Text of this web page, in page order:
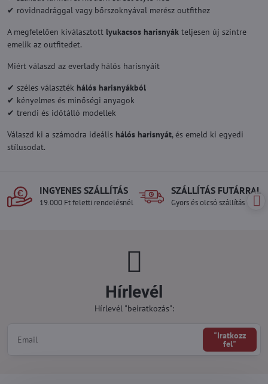
✔ rövidnadrággal vagy bőrszoknyával merész outfithez
A megfelelően kiválasztott lyukacsos harisnyák teljesen új szintre
emelik az outfitedet.
Miért válaszd az everlady hálós harisnyáit
✔ széles választék hálós harisnyákból
✔ kényelmes és minőségi anyagok
✔ trendi és időtálló modellek
Válaszd ki a számodra ideális hálós harisnyát, és emeld ki egyedi
stílusodat.
INGYENES SZÁLLÍTÁS
19.000 Ft feletti rendelésnél
SZÁLLÍTÁS FUTÁRRAL
Gyors és olcsó szállítás
Hírlevél
Hírlevél "beiratkozás":
"Iratkozz
fel"